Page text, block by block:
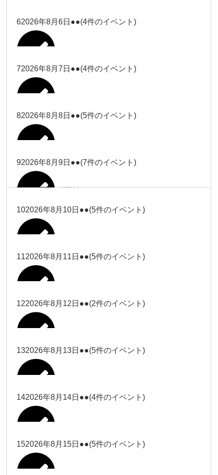
Close
関谷（17-19時）
2026年7月27日
院長
院長
小林
Close
2026年7月28日
Close Close
武井
2026年7月28日
関谷
関谷
Close
武井
2026年7月30日
関谷（17-
Close
関谷（17-19時）
2026年7月30日
院長
院長
Close
武井
2026年7月31日
関谷（17-
Close
関谷（17-19時）
2026年7月31日
2026年8月1日
Close
小林
2026年8月1日
武井
武井
関谷（17-
19時）
関谷（17-19時）
Close Close
小林
2026年8月2日
松本
松本
武井(9時ー
18時)
武井(9時ー18時)
関谷（17-
19時）
関谷（17-19時）
小林
Close Close
小林
2026年8月3日
松本（9時
Close
松本（9時ー18時）
2026年8月3日
武井
武井
関谷（17-
19時）
時）
Close Close
2026年8月4日
大西（9時
ー18時）
Close Close
大西（9時ー18時）
2026年8月4日
小林
小林
松本
Close
2026年8月4日
冨田
冨田
塩川
Close Close
塩川
2026年8月5日
62026年8月6日 ●●(4件のイベント)
冨田
冨田
Close Close
塩川
2026年8月6日
関谷（17-
Close
関谷（17-19時）
2026年8月6日
院長
72026年8月7日 ●●(4件のイベント)
大西
大西
松本（9時
ー18時）
Close Close
松本（9時ー18時）
2026年8月7日
Close
武井
2026年8月7日
82026年8月8日 ●●(5件のイベント)
大西（9時
Close Close
大西（9時ー18時）
2026年8月8日
小林
Close Close
2026年8月8日
Close
武井
92026年8月9日 ●●(7件のイベント)
塩川
塩川
Close Close
塩川
2026年8月9日
大西
102026年8月10日 ●●(5件のイベント)
小林
小林
松本（9時
ー18時）
Close Close
松本（9時ー18時）
2026年8月10日
112026年8月11日 ●●(5件のイベント)
塩川（9時
Close Close
塩川（9時ー18時）
2026年8月11日
小林
Close Close
122026年8月12日 ●●(2件のイベント)
塩川
塩川
132026年8月13日 ●●(5件のイベント)
塩川
塩川
142026年8月14日 ●●(4件のイベント)
塩川
152026年8月15日 ●●(5件のイベント)